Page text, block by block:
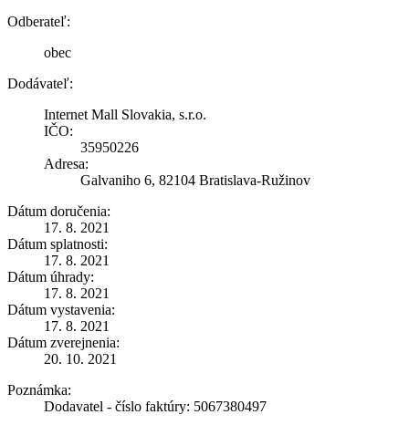
Odberateľ:
obec
Dodávateľ:
Internet Mall Slovakia, s.r.o.
IČO:
35950226
Adresa:
Galvaniho 6, 82104 Bratislava-Ružinov
Dátum doručenia:
17. 8. 2021
Dátum splatnosti:
17. 8. 2021
Dátum úhrady:
17. 8. 2021
Dátum vystavenia:
17. 8. 2021
Dátum zverejnenia:
20. 10. 2021
Poznámka:
Dodavatel - číslo faktúry: 5067380497